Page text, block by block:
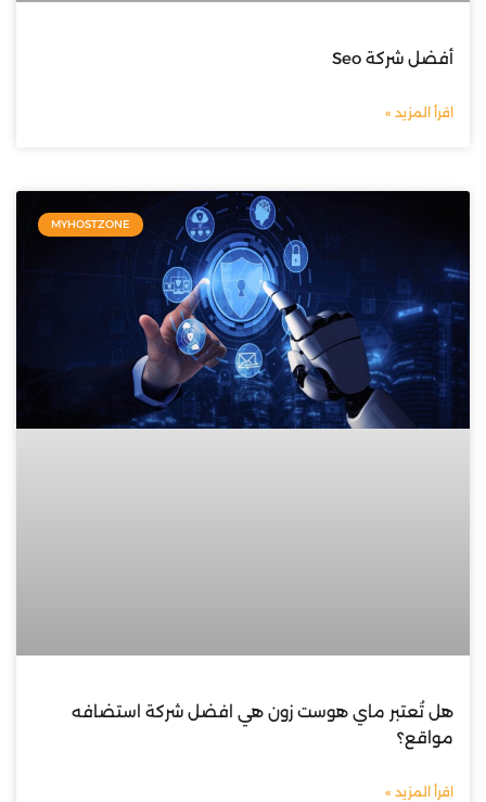
أفضل شركة Seo
اقرأ المزيد »
MYHOSTZONE
هل تُعتبر ماي هوست زون هي افضل شركة استضافه
مواقع؟
اقرأ المزيد »